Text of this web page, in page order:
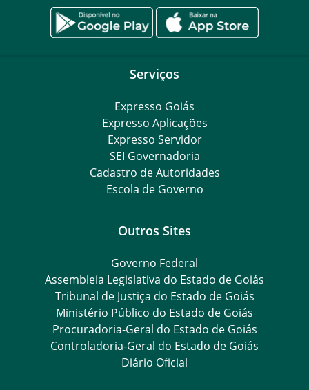
Serviços
Expresso Goiás
Expresso Aplicações
Expresso Servidor
SEI Governadoria
Cadastro de Autoridades
Escola de Governo
Outros Sites
Governo Federal
Assembleia Legislativa do Estado de Goiás
Tribunal de Justiça do Estado de Goiás
Ministério Público do Estado de Goiás
Procuradoria-Geral do Estado de Goiás
Controladoria-Geral do Estado de Goiás
Diário Oficial